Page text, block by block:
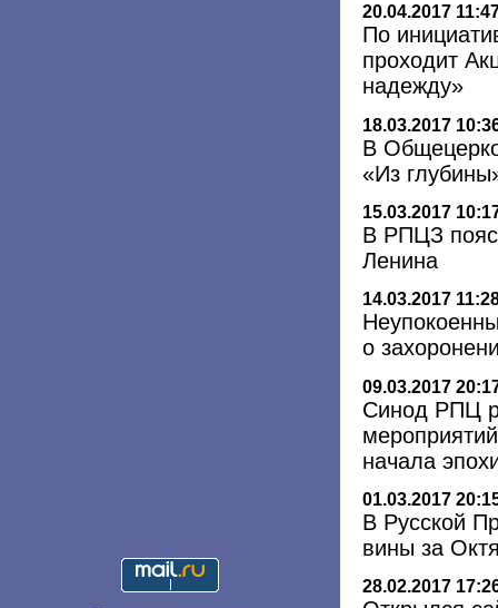
20.04.2017
По
проходит
надежду»
18.03.2017
В
«Из
15.03.2017
В РПЦЗ
Ленина
14.03.2017
о
09.03.2017
Синод РПЦ
начала
01.03.2017
В Русской
вины за
28.02.2017